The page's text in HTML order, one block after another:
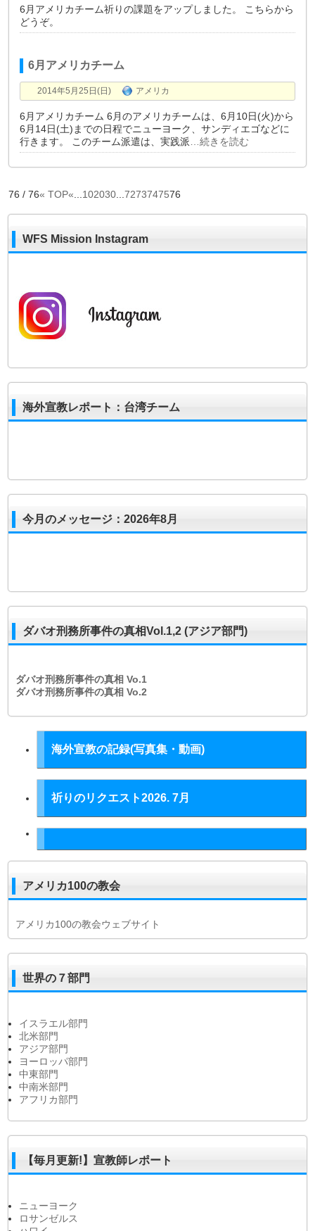
6月アメリカチーム祈りの課題をアップしました。 こちらから
どうぞ。
6月アメリカチーム
2014年5月25日(日) アメリカ
6月アメリカチーム 6月のアメリカチームは、6月10日(火)から
6月14日(土)までの日程でニューヨーク、サンディエゴなどに
行きます。 このチーム派遣は、実践派 …続きを読む
76 / 76« TOP« 102030 ...7273747576
WFS Mission Instagram
海外宣教レポート：台湾チーム
今月のメッセージ：2026年8月
ダバオ刑務所事件の真相Vol.1,2 (アジア部門)
ダバオ刑務所事件の真相Vo.1
ダバオ刑務所事件の真相Vo.2
海外宣教の記録(写真集・動画)
祈りのリクエスト2026. 7月
アメリカ100の教会
アメリカ100の教会ウェブサイト
世界の７部門
イスラエル部門
北米部門
アジア部門
ヨーロッパ部門
中東部門
中南米部門
アフリカ部門
【毎月更新!】宣教師レポート
ニューヨーク
ロサンゼルス